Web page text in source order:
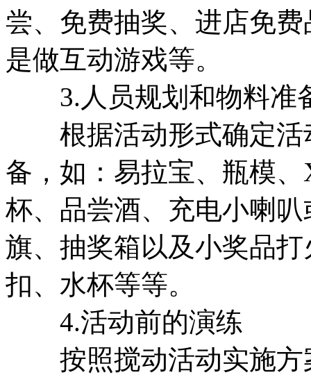
尝、免费抽奖、进店免
是做互动游戏等。
3.人员规划和物料准
根据活动形式确定活
备，如：易拉宝、瓶模
杯、品尝酒、充电小喇
旗、抽奖箱以及小奖品
扣、水杯等等。
4.活动前的演练
按照搅动活动实施方